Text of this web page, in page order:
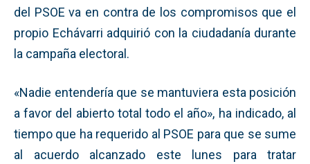
del PSOE va en contra de los compromisos que el
propio Echávarri adquirió con la ciudadanía durante
la campaña electoral.
«Nadie entendería que se mantuviera esta posición
a favor del abierto total todo el año», ha indicado, al
tiempo que ha requerido al PSOE para que se sume
al acuerdo alcanzado este lunes para tratar